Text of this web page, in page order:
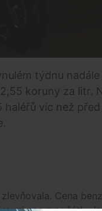
týdnu nadále
koruny za litr.
haléřů víc než
Cena